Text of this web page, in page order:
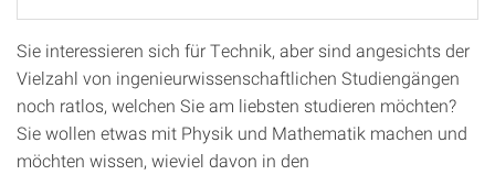
Sie interessieren sich für Technik, aber sind angesichts der
Vielzahl von ingenieurwissenschaftlichen Studiengängen
noch ratlos, welchen Sie am liebsten studieren möchten?
Sie wollen etwas mit Physik und Mathematik machen und
möchten wissen, wieviel davon in den